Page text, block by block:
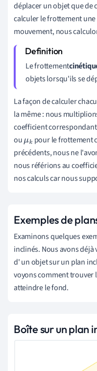
déplacer un objet que de
calculer le frottement
mouvement, nous
Le frottement
objets lorsqu'ils se
La façon de calculer
la même : nous
coefficient
ouμk pour le frottement
précédents, nous ne
nous référions au
nos calculs car nous
Exemples de
Examinons quelques
inclinés. Nous avons
d'un objet sur un plan
voyons comment
atteindre le fond.
Boîte sur un plan